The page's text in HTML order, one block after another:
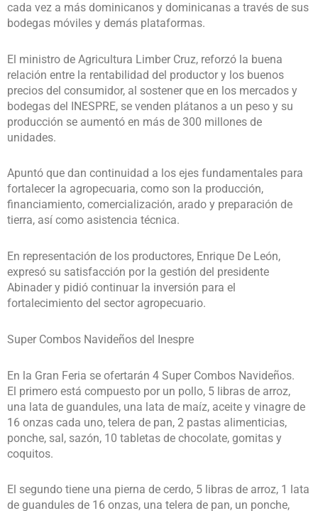
cada vez a más dominicanos y dominicanas a través de sus
bodegas móviles y demás plataformas.
El ministro de Agricultura Limber Cruz, reforzó la buena
relación entre la rentabilidad del productor y los buenos
precios del consumidor, al sostener que en los mercados y
bodegas del INESPRE, se venden plátanos a un peso y su
producción se aumentó en más de 300 millones de
unidades.
Apuntó que dan continuidad a los ejes fundamentales para
fortalecer la agropecuaria, como son la producción,
financiamiento, comercialización, arado y preparación de
tierra, así como asistencia técnica.
En representación de los productores, Enrique De León,
expresó su satisfacción por la gestión del presidente
Abinader y pidió continuar la inversión para el
fortalecimiento del sector agropecuario.
Super Combos Navideños del Inespre
En la Gran Feria se ofertarán 4 Super Combos Navideños.
El primero está compuesto por un pollo, 5 libras de arroz,
una lata de guandules, una lata de maíz, aceite y vinagre de
16 onzas cada uno, telera de pan, 2 pastas alimenticias,
ponche, sal, sazón, 10 tabletas de chocolate, gomitas y
coquitos.
El segundo tiene una pierna de cerdo, 5 libras de arroz, 1 lata
de guandules de 16 onzas, una telera de pan, un ponche,